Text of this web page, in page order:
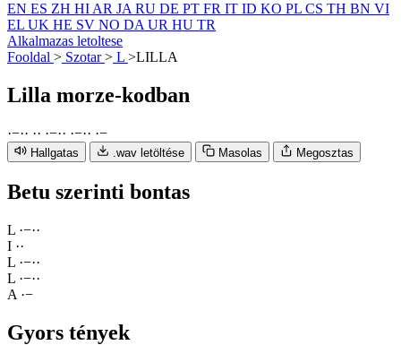
EN ES ZH HI AR JA RU DE PT FR IT ID KO PL CS TH BN VI
EL UK HE SV NO DA UR HU TR
Alkalmazas letoltese
Fooldal > Szotar> L >LILLA
Lilla morze-kodban
·−·· ·· ·−·· ·−·· ·−
Hallgatas .wav letöltése Masolas Megosztas
Betu szerinti bontas
L ·−··
I ··
L ·−··
L ·−··
A ·−
Gyors tények